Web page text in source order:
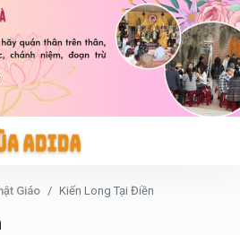
Giáo Kiến Long Tại Điền